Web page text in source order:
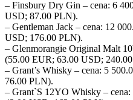
– Finsbury Dry Gin – cena: 6
USD; 87.00 PLN).
– Gentleman Jack – cena: 12
USD; 176.00 PLN).
– Glenmorangie Original Malt
(55.00 EUR; 63.00 USD;
– Grant’s Whisky – cena: 5
76.00 PLN).
– Grant`S 12YO Whisky –